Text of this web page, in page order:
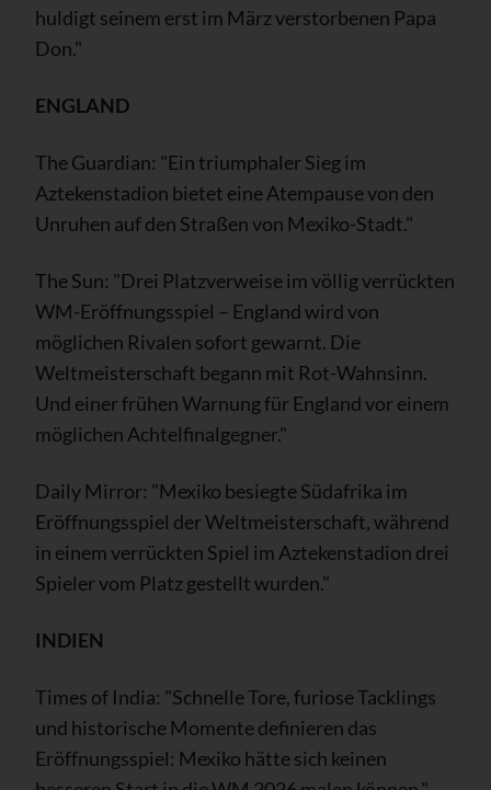
huldigt seinem erst im März verstorbenen Papa
Don."
ENGLAND
The Guardian: "Ein triumphaler Sieg im
Aztekenstadion bietet eine Atempause von den
Unruhen auf den Straßen von Mexiko-Stadt."
The Sun: "Drei Platzverweise im völlig verrückten
WM-Eröffnungsspiel – England wird von
möglichen Rivalen sofort gewarnt. Die
Weltmeisterschaft begann mit Rot-Wahnsinn.
Und einer frühen Warnung für England vor einem
möglichen Achtelfinalgegner."
Daily Mirror: "Mexiko besiegte Südafrika im
Eröffnungsspiel der Weltmeisterschaft, während
in einem verrückten Spiel im Aztekenstadion drei
Spieler vom Platz gestellt wurden."
INDIEN
Times of India: "Schnelle Tore, furiose Tacklings
und historische Momente definieren das
Eröffnungsspiel: Mexiko hätte sich keinen